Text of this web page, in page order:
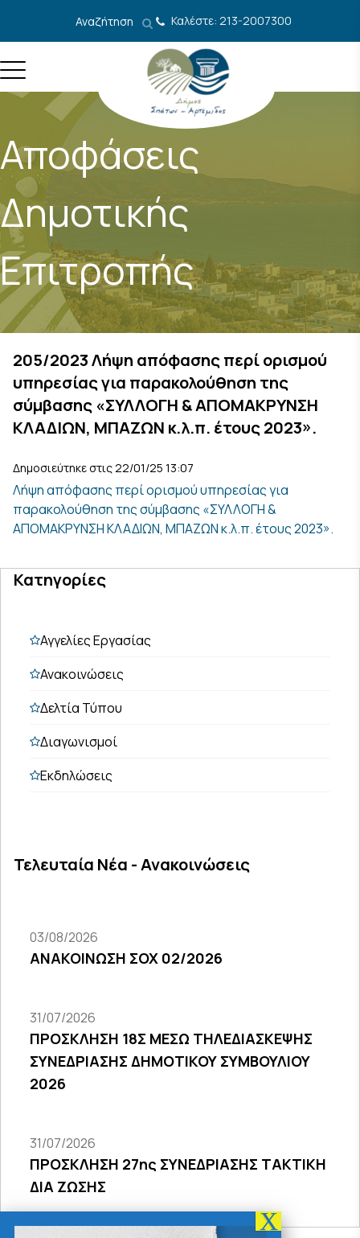
Αναζήτηση Καλέστε: 213-2007300
Αποφάσεις
Δημοτικής
Επιτροπής
205/2023 Λήψη απόφασης περί ορισμού
υπηρεσίας για παρακολούθηση της
σύμβασης «ΣΥΛΛΟΓΗ & ΑΠΟΜΑΚΡΥΝΣΗ
ΚΛΑΔΙΩΝ, ΜΠΑΖΩΝ κ.λ.π. έτους 2023».
Δημοσιεύτηκε στις 22/01/25 13:07
Λήψη απόφασης περί ορισμού υπηρεσίας για
παρακολούθηση της σύμβασης «ΣΥΛΛΟΓΗ &
ΑΠΟΜΑΚΡΥΝΣΗ ΚΛΑΔΙΩΝ, ΜΠΑΖΩΝ κ.λ.π. έτους 2023».
Κατηγορίες
Αγγελίες Εργασίας
Ανακοινώσεις
Δελτία Τύπου
Διαγωνισμοί
Εκδηλώσεις
Τελευταία Νέα - Ανακοινώσεις
03/08/2026
ΑΝΑΚΟΙΝΩΣΗ ΣΟΧ 02/2026
31/07/2026
ΠΡΟΣΚΛΗΣΗ 18Σ ΜΕΣΩ ΤΗΛΕΔΙΑΣΚΕΨΗΣ
ΣΥΝΕΔΡΙΑΣΗΣ ΔΗΜΟΤΙΚΟΥ ΣΥΜΒΟΥΛΙΟΥ
2026
31/07/2026
ΠΡΟΣΚΛΗΣΗ 27ης ΣΥΝΕΔΡΙΑΣΗΣ ΤΑΚΤΙΚΗ
ΔΙΑ ΖΩΣΗΣ